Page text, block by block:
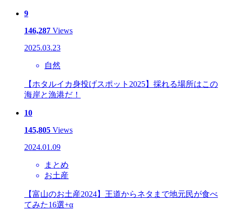
9
146,287 Views
2025.03.23
自然
【ホタルイカ身投げスポット2025】採れる場所はこの
海岸と漁港だ！
10
145,805 Views
2024.01.09
まとめ
お土産
【富山のお土産2024】王道からネタまで地元民が食べ
てみた16選+α